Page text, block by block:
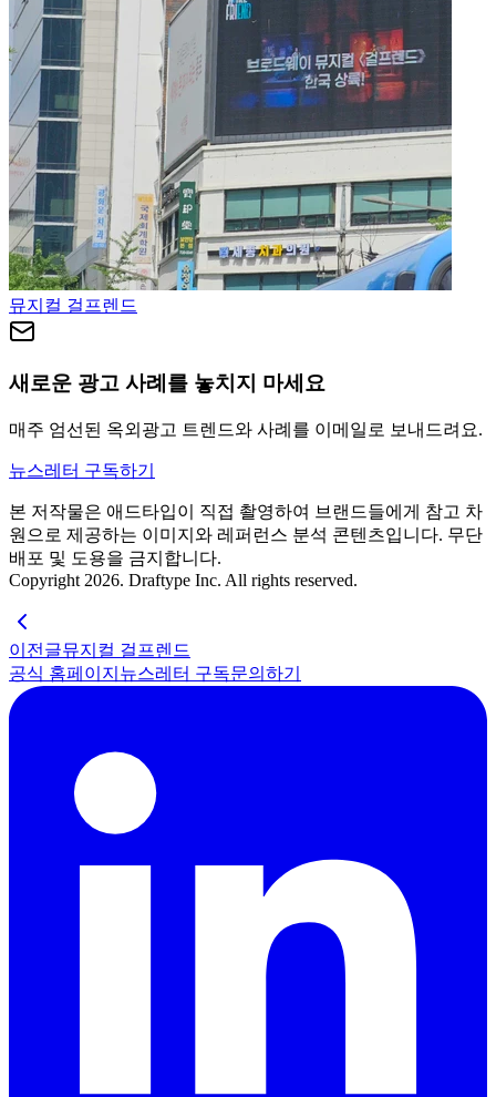
뮤지컬 걸프렌드
새로운 광고 사례를 놓치지 마세요
매주 엄선된 옥외광고 트렌드와 사례를 이메일로 보내드려요.
뉴스레터 구독하기
본 저작물은 애드타입이 직접 촬영하여 브랜드들에게 참고 차
원으로 제공하는 이미지와 레퍼런스 분석 콘텐츠입니다. 무단
배포 및 도용을 금지합니다.
Copyright 2026. Draftype Inc. All rights reserved.
이전글뮤지컬 걸프렌드
공식 홈페이지 뉴스레터 구독문의하기